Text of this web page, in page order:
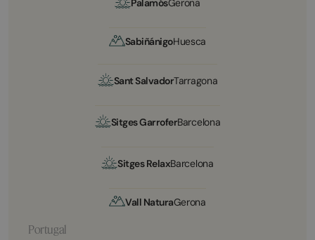
PalamósGerona
SabiñánigoHuesca
Sant SalvadorTarragona
Sitges GarroferBarcelona
Sitges RelaxBarcelona
Vall NaturaGerona
Portugal